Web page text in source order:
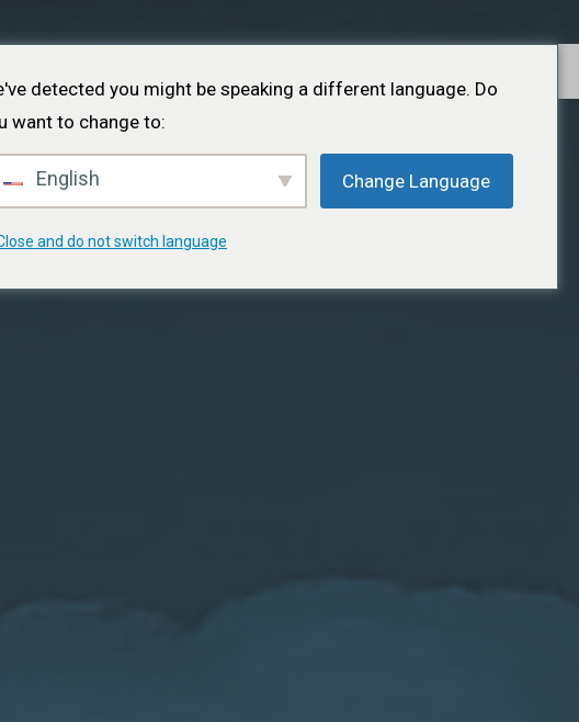
detected you might be speaking a different language. Do
want to change to:
English Change Language
and do not switch language